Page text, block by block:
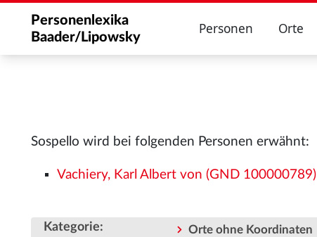
Personenlexika
Baader/Lipowsky
Personen Orte
Sospello wird bei folgenden Personen erwähnt:
Vachiery, Karl Albert von (GND 100000789)
Kategorie: Orte ohne Koordinaten